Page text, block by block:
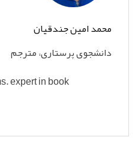
محمد امین جندقیان
دانشجوی پرستاری، مترجم
expert in book